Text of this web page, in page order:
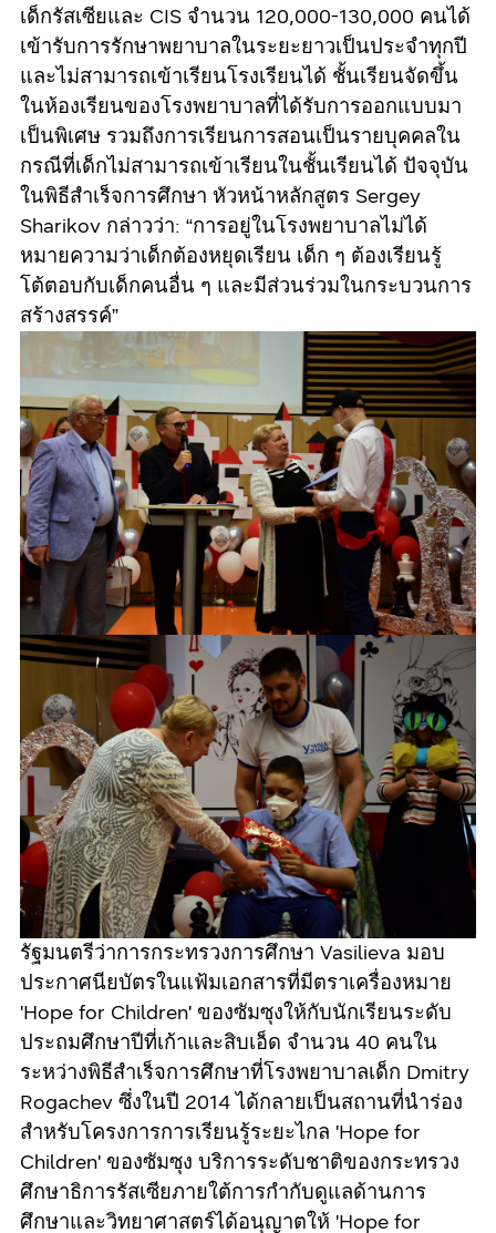
เด็กรัสเซียและ CIS จำนวน 120,000-130,000 คนได้
เข้ารับการรักษาพยาบาลในระยะยาวเป็นประจำทุกปี
และไม่สามารถเข้าเรียนโรงเรียนได้ ชั้นเรียนจัดขึ้น
ในห้องเรียนของโรงพยาบาลที่ได้รับการออกแบบมา
เป็นพิเศษ รวมถึงการเรียนการสอนเป็นรายบุคคลใน
กรณีที่เด็กไม่สามารถเข้าเรียนในชั้นเรียนได้ ปัจจุบัน
ในพิธีสำเร็จการศึกษา หัวหน้าหลักสูตร Sergey
Sharikov กล่าวว่า: “การอยู่ในโรงพยาบาลไม่ได้
หมายความว่าเด็กต้องหยุดเรียน เด็ก ๆ ต้องเรียนรู้
โต้ตอบกับเด็กคนอื่น ๆ และมีส่วนร่วมในกระบวนการ
สร้างสรรค์”
รัฐมนตรีว่าการกระทรวงการศึกษา Vasilieva มอบ
ประกาศนียบัตรในแฟ้มเอกสารที่มีตราเครื่องหมาย
'Hope for Children' ของซัมซุงให้กับนักเรียนระดับ
ประถมศึกษาปีที่เก้าและสิบเอ็ด จำนวน 40 คนใน
ระหว่างพิธีสำเร็จการศึกษาที่โรงพยาบาลเด็ก Dmitry
Rogachev ซึ่งในปี 2014 ได้กลายเป็นสถานที่นำร่อง
สำหรับโครงการการเรียนรู้ระยะไกล 'Hope for
Children' ของซัมซุง บริการระดับชาติของกระทรวง
ศึกษาธิการรัสเซียภายใต้การกำกับดูแลด้านการ
ศึกษาและวิทยาศาสตร์ได้อนุญาตให้ 'Hope for